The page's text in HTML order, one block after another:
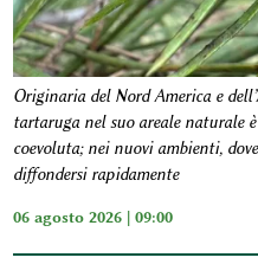
Originaria del Nord America e
tartaruga nel suo areale naturale
coevoluta; nei nuovi ambienti,
diffondersi rapidamente
06 agosto 2026 | 09:00